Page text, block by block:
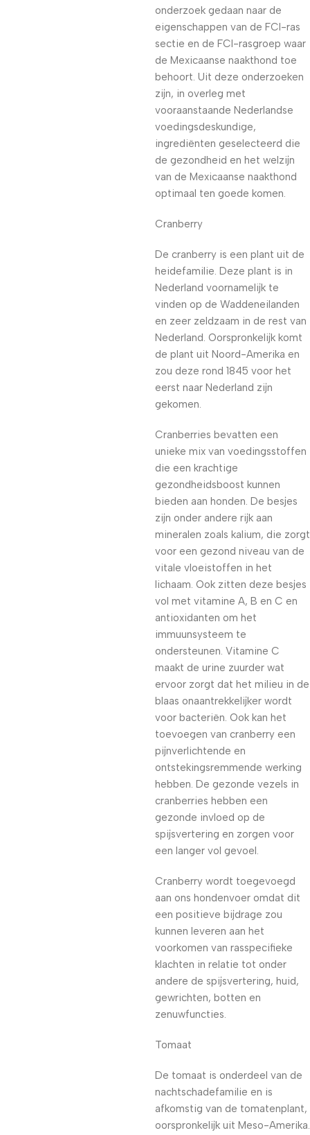
onderzoek gedaan naar de
eigenschappen van de FCI-ras
sectie en de FCI-rasgroep waar
de Mexicaanse naakthond toe
behoort. Uit deze onderzoeken
zijn, in overleg met
vooraanstaande Nederlandse
voedingsdeskundige,
ingrediënten geselecteerd die
de gezondheid en het welzijn
van de Mexicaanse naakthond
optimaal ten goede komen.
Cranberry
De cranberry is een plant uit de
heidefamilie. Deze plant is in
Nederland voornamelijk te
vinden op de Waddeneilanden
en zeer zeldzaam in de rest van
Nederland. Oorspronkelijk komt
de plant uit Noord-Amerika en
zou deze rond 1845 voor het
eerst naar Nederland zijn
gekomen.
Cranberries bevatten een
unieke mix van voedingsstoffen
die een krachtige
gezondheidsboost kunnen
bieden aan honden. De besjes
zijn onder andere rijk aan
mineralen zoals kalium, die zorgt
voor een gezond niveau van de
vitale vloeistoffen in het
lichaam. Ook zitten deze besjes
vol met vitamine A, B en C en
antioxidanten om het
immuunsysteem te
ondersteunen. Vitamine C
maakt de urine zuurder wat
ervoor zorgt dat het milieu in de
blaas onaantrekkelijker wordt
voor bacteriën. Ook kan het
toevoegen van cranberry een
pijnverlichtende en
ontstekingsremmende werking
hebben. De gezonde vezels in
cranberries hebben een
gezonde invloed op de
spijsvertering en zorgen voor
een langer vol gevoel.
Cranberry wordt toegevoegd
aan ons hondenvoer omdat dit
een positieve bijdrage zou
kunnen leveren aan het
voorkomen van rasspecifieke
klachten in relatie tot onder
andere de spijsvertering, huid,
gewrichten, botten en
zenuwfuncties.
Tomaat
De tomaat is onderdeel van de
nachtschadefamilie en is
afkomstig van de tomatenplant,
oorspronkelijk uit Meso-Amerika.